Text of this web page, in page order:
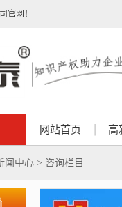
官网！
网站首页 高
闻中心 > 咨询栏目